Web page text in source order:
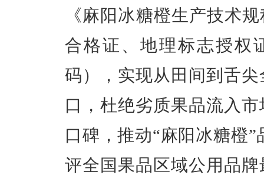
《麻阳冰糖橙生产技术
合格证、地理标志授权
码），实现从田间到舌
口，杜绝劣质果品流入
口碑，推动“麻阳冰糖橙”
评全国果品区域公用品